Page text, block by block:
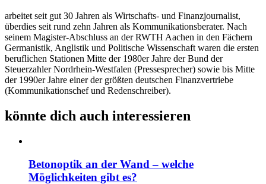
arbeitet seit gut 30 Jahren als Wirtschafts- und Finanzjournalist,
überdies seit rund zehn Jahren als Kommunikationsberater. Nach
seinem Magister-Abschluss an der RWTH Aachen in den Fächern
Germanistik, Anglistik und Politische Wissenschaft waren die ersten
beruflichen Stationen Mitte der 1980er Jahre der Bund der
Steuerzahler Nordrhein-Westfalen (Pressesprecher) sowie bis Mitte
der 1990er Jahre einer der größten deutschen Finanzvertriebe
(Kommunikationschef und Redenschreiber).
könnte dich auch interessieren
Betonoptik an der Wand – welche
Möglichkeiten gibt es?